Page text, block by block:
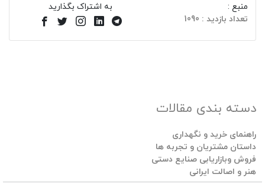
منبع :
تعداد بازدید : 1090
به اشتراک بگذارید
دسته بندی مقالات
راهنمای خرید و نگهداری
داستان مشتریان و تجربه ها
فروش وبازاریابی صنایع دستی
هنر و اصالت ایرانی